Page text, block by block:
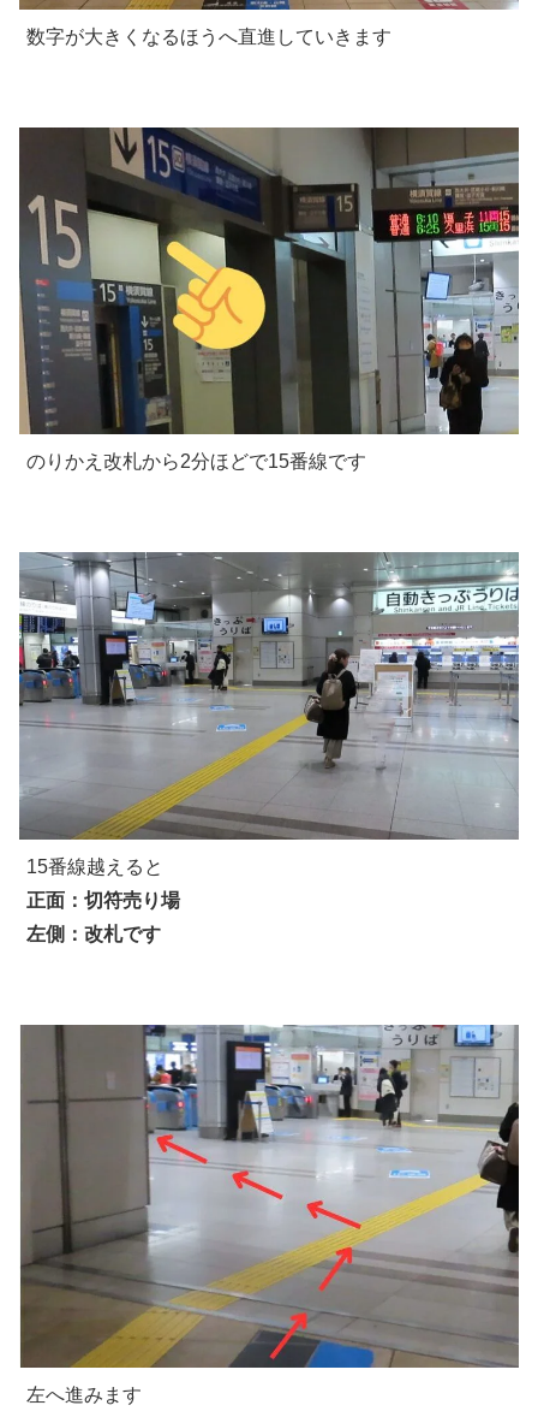
数字が大きくなるほうへ直進していきます
のりかえ改札から2分ほどで15番線です
15番線越えると
正面：切符売り場
左側：改札です
左へ進みます